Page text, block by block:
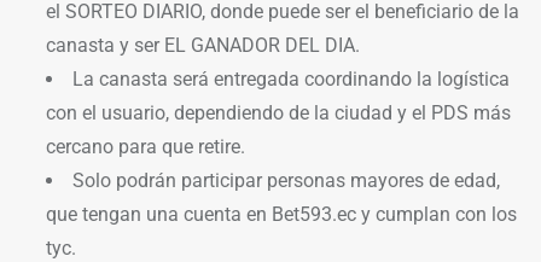
el SORTEO DIARIO, donde puede ser el beneficiario de la
canasta y ser EL GANADOR DEL DIA.
La canasta será entregada coordinando la logística
con el usuario, dependiendo de la ciudad y el PDS más
cercano para que retire.
Solo podrán participar personas mayores de edad,
que tengan una cuenta en Bet593.ec y cumplan con los
tyc.